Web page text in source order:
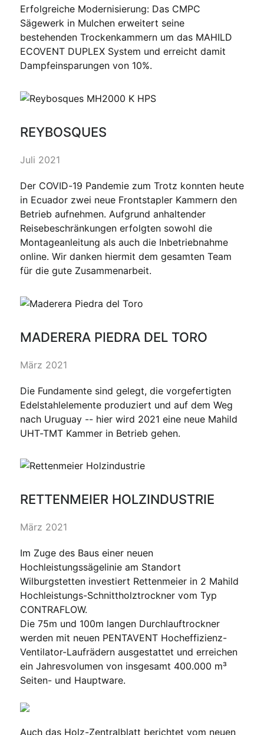
Erfolgreiche Modernisierung: Das CMPC
Sägewerk in Mulchen erweitert seine
bestehenden Trockenkammern um das MAHILD
ECOVENT DUPLEX System und erreicht damit
Dampfeinsparungen von 10%.
REYBOSQUES
Juli 2021
Der COVID-19 Pandemie zum Trotz konnten heute
in Ecuador zwei neue Frontstapler Kammern den
Betrieb aufnehmen. Aufgrund anhaltender
Reisebeschränkungen erfolgten sowohl die
Montageanleitung als auch die Inbetriebnahme
online. Wir danken hiermit dem gesamten Team
für die gute Zusammenarbeit.
MADERERA PIEDRA DEL TORO
März 2021
Die Fundamente sind gelegt, die vorgefertigten
Edelstahlelemente produziert und auf dem Weg
nach Uruguay -- hier wird 2021 eine neue Mahild
UHT-TMT Kammer in Betrieb gehen.
RETTENMEIER HOLZINDUSTRIE
März 2021
Im Zuge des Baus einer neuen
Hochleistungssägelinie am Standort
Wilburgstetten investiert Rettenmeier in 2 Mahild
Hochleistungs-Schnittholztrockner vom Typ
CONTRAFLOW.
Die 75m und 100m langen Durchlauftrockner
werden mit neuen PENTAVENT Hocheffizienz-
Ventilator-Laufrädern ausgestattet und erreichen
ein Jahresvolumen von insgesamt 400.000 m³
Seiten- und Hauptware.
Auch das Holz-Zentralblatt berichtet vom neuen